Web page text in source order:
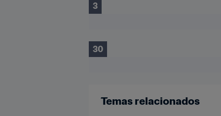
3
30
Temas relacionados